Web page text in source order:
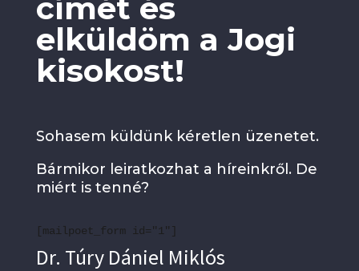
címét és
elküldöm a Jogi
kisokost!
Sohasem küldünk kéretlen üzenetet.
Bármikor leiratkozhat a híreinkről. De
miért is tenné?
[mailpoet_form id="1"]
Dr. Túry Dániel Miklós